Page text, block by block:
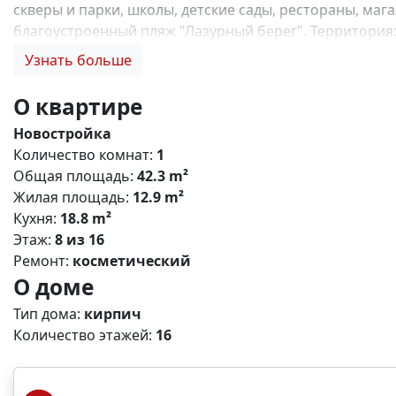
скверы и парки, школы, детские сады, рестораны,
благоустроенный пляж "Лазурный берег".
любимых блюд -уютное дизайнерское лобби,
зонированием по возрастам Преимущества ЖК: -
собственная котельная - продуманные планировки
Льготная ипотека на покупку квартиры в г
Мариуполя. Цены напрямую от застройщика.
работаем по всему Крыму и Мариуполю! Звоните,
купить квартиру под семейную ипотеку, купить
купить квартиру без отделки, инвестиции в
Узнать больше
О квартире
Новостройка
Количество комнат: 1
Общая площадь: 42.3 m²
Жилая площадь: 12.9 m²
Кухня: 18.8 m²
Этаж: 8 из 16
Ремонт: косметический
О доме
Тип дома: кирпич
Количество этажей: 16